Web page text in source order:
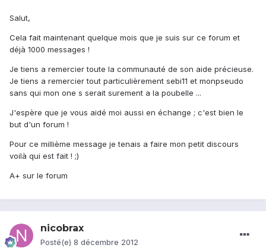
Salut,
Cela fait maintenant quelque mois que je suis sur ce forum et
déjà 1000 messages !
Je tiens a remercier toute la communauté de son aide précieuse.
Je tiens a remercier tout particulièrement sebi11 et monpseudo
sans qui mon one s serait surement a la poubelle ...
J'espère que je vous aidé moi aussi en échange ; c'est bien le
but d'un forum !
Pour ce millième message je tenais a faire mon petit discours
voilà qui est fait ! ;)
A+ sur le forum
nicobrax
Posté(e) 8 décembre 2012